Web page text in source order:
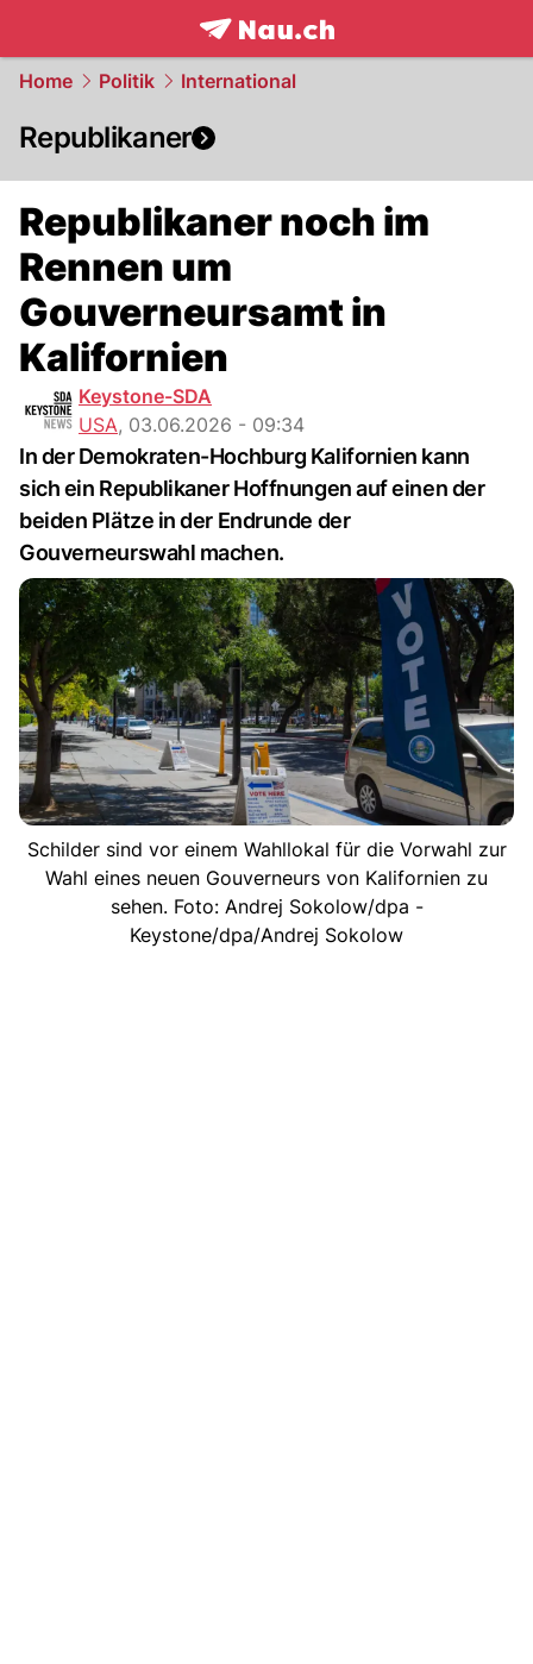
frontpage.NAU.ch
Home Politik International
Republikaner
Republikaner noch im
Rennen um
Gouverneursamt in
Kalifornien
Keystone-SDA
USA, 03.06.2026 - 09:34
In der Demokraten-Hochburg Kalifornien kann
sich ein Republikaner Hoffnungen auf einen der
beiden Plätze in der Endrunde der
Gouverneurswahl machen.
Schilder sind vor einem Wahllokal für die Vorwahl zur
Wahl eines neuen Gouverneurs von Kalifornien zu
sehen. Foto: Andrej Sokolow/dpa -
Keystone/dpa/Andrej Sokolow